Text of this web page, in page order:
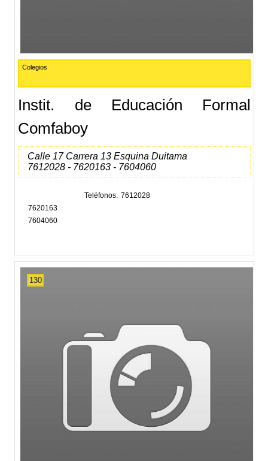
Colegios
Instit. de Educación Formal
Comfaboy
Calle 17 Carrera 13 Esquina Duitama
7612028 - 7620163 - 7604060
Teléfonos
7612028
7620163
7604060
130